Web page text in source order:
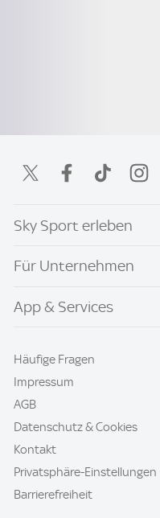
Sky Sport erleben
Für Unternehmen
App & Services
Häufige Fragen
Impressum
AGB
Datenschutz & Cookies
Kontakt
Privatsphäre-Einstellungen
Barrierefreiheit